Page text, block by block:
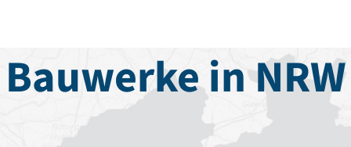
Bauwerke in NRW